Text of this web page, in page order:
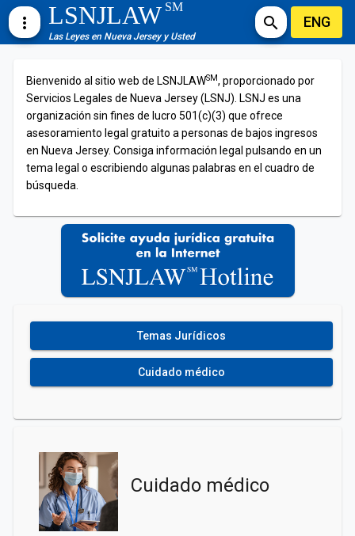
more_vert LSNJLAWSM
Las Leyes en Nueva Jersey y Usted
search ENG
Bienvenido al sitio web de LSNJLAWSM, proporcionado por
Servicios Legales de Nueva Jersey (LSNJ). LSNJ es una
organización sin fines de lucro 501(c)(3) que ofrece
asesoramiento legal gratuito a personas de bajos ingresos
en Nueva Jersey. Consiga información legal pulsando en un
tema legal o escribiendo algunas palabras en el cuadro de
búsqueda.
Temas Jurídicos
Cuidado médico
Cuidado médico